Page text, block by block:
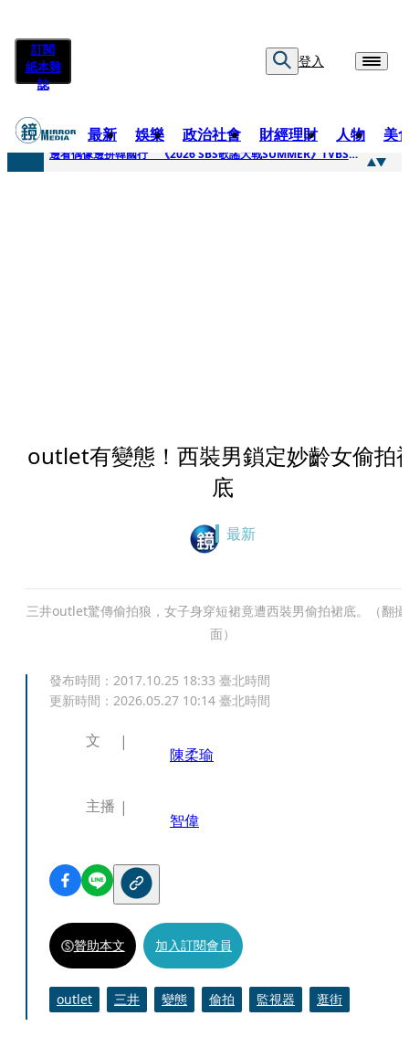
訂閱
紙本雜
誌
登入
最新 娛樂 政治社會 財經理財 人物 美
快訊
邊看偶像邊拚韓國行 《2026 SBS歌謠大戰SUMMER》TVBS直播祭追星福利
outlet有變態！西裝男鎖定妙齡女偷拍
底
最新
三井outlet驚傳偷拍狼，女子身穿短裙竟遭西裝男偷拍裙底。（翻
面）
發布時間： 2017.10.25 18:33 臺北時間
更新時間： 2026.05.27 10:14 臺北時間
文
陳柔瑜
主播
智偉
贊助本文 加入訂閱會員
outlet 三井 變態 偷拍 監視器 逛街